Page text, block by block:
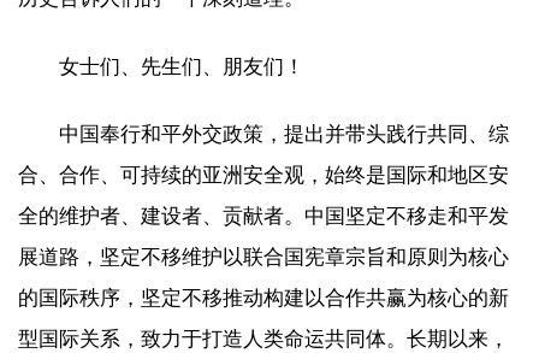
女士们、先生们、朋友们！
中国奉行和平外交政策，提出并带头践行共同、综
合、合作、可持续的亚洲安全观，始终是国际和地区安
全的维护者、建设者、贡献者。中国坚定不移走和平发
展道路，坚定不移维护以联合国宪章宗旨和原则为核心
的国际秩序，坚定不移推动构建以合作共赢为核心的新
型国际关系，致力于打造人类命运共同体。长期以来，